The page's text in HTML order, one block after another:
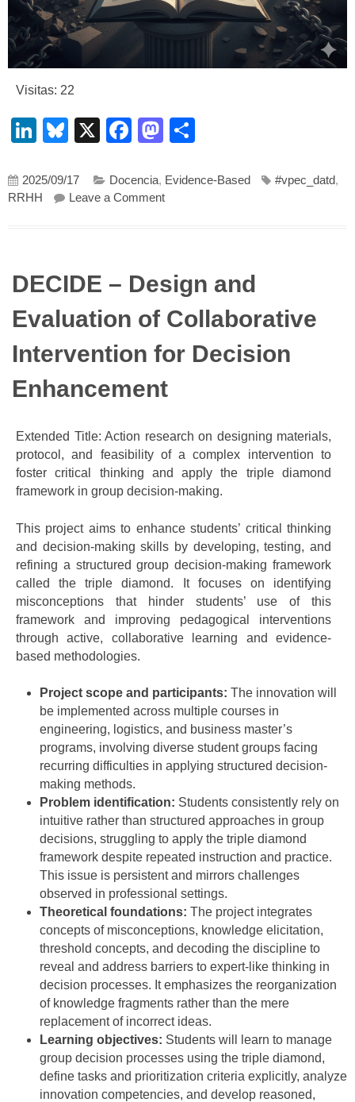
Visitas: 22
LinkedIn
Bluesky
X Facebook
Mastodon
2025/09/17 Docencia, Evidence-Based #vpec_datd,
RRHH
Leave a Commenton Cuando la esperanza se
DECIDE – Design and
Evaluation of Collaborative
Intervention for Decision
Enhancement
Extended Title: Action research on designing materials,
protocol, and feasibility of a complex intervention to
foster critical thinking and apply the triple diamond
framework in group decision-making.
This project aims to enhance students’ critical thinking
and decision-making skills by developing, testing, and
refining a structured group decision-making framework
called the triple diamond. It focuses on identifying
misconceptions that hinder students’ use of this
framework and improving pedagogical interventions
through active, collaborative learning and evidence-
based methodologies.
Project scope and participants: The innovation will
be implemented across multiple courses in
engineering, logistics, and business master’s
programs, involving diverse student groups facing
recurring difficulties in applying structured decision-
making methods.
Problem identification: Students consistently rely on
intuitive rather than structured approaches in group
decisions, struggling to apply the triple diamond
framework despite repeated instruction and practice.
This issue is persistent and mirrors challenges
observed in professional settings.
Theoretical foundations: The project integrates
concepts of misconceptions, knowledge elicitation,
threshold concepts, and decoding the discipline to
reveal and address barriers to expert-like thinking in
decision processes. It emphasizes the reorganization
of knowledge fragments rather than the mere
replacement of incorrect ideas.
Learning objectives: Students will learn to manage
group decision processes using the triple diamond,
define tasks and prioritization criteria explicitly, analyze
innovation competencies, and develop reasoned,